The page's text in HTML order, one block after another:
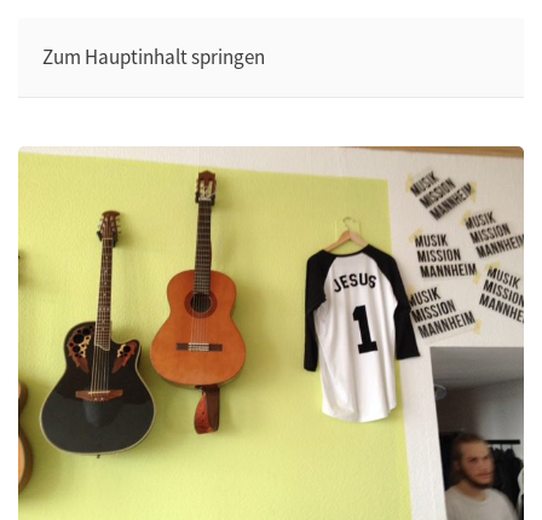
Zum Hauptinhalt springen